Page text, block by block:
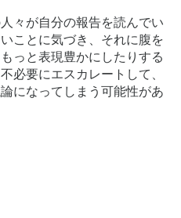
々が自分の報告を読んでい
ことに気づき、それに腹を
っと表現豊かにしたりする
必要にエスカレートして、
になってしまう可能性があ